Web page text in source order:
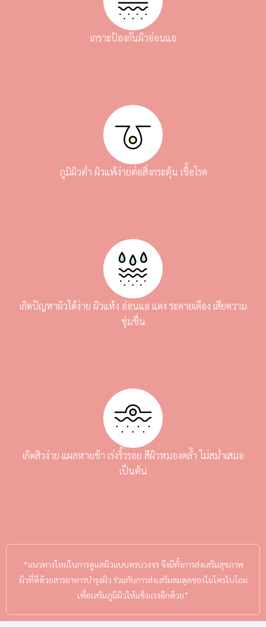
เกราะป้องกันผิวอ่อนแอ
ภูมิผิวต่ำ ผิวแพ้ง่ายต่อสิ่งกระตุ้น เชื้อโรค
เกิดปัญหาผิวได้ง่าย ผิวแห้ง อ่อนแอ แดง ระคายเคือง เสียความ
ชุ่มชื่น
เกิดสิวง่าย แผลหายช้า เร่งริ้วรอย สีผิวหมองคล้ำ ไม่สม่ำเสมอ
เป็นต้น
“แนวทางใหม่ในการดูแลผิวแบบครบวงจร จึงมีทั้งการส่งเสริมสุขภาพ
ผิวที่ดีด้วยสารอาหารบำรุงผิว ร่วมกับการส่งเสริมสมดุลของไมโครไบโอม
เพื่อเสริมภูมิผิวให้แข็งแรงอีกด้วย”